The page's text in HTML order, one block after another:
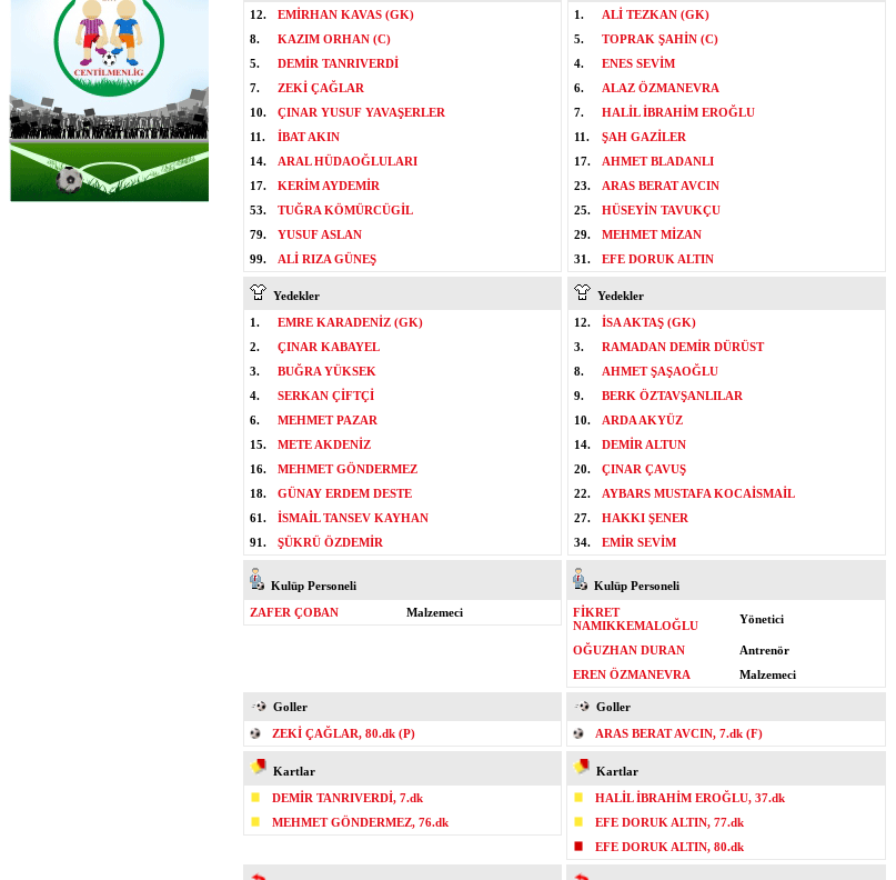
12.
EMİRHAN KAVAS (GK)
8.
KAZIM ORHAN (C)
5.
DEMİR TANRIVERDİ
7.
ZEKİ ÇAĞLAR
10.
ÇINAR YUSUF YAVAŞERLER
11.
İBAT AKIN
14.
ARAL HÜDAOĞLULARI
17.
KERİM AYDEMİR
53.
TUĞRA KÖMÜRCÜGİL
79.
YUSUF ASLAN
99.
ALİ RIZA GÜNEŞ
1.
ALİ TEZKAN (GK)
5.
TOPRAK ŞAHİN (C)
4.
ENES SEVİM
6.
ALAZ ÖZMANEVRA
7.
HALİL İBRAHİM EROĞLU
11.
ŞAH GAZİLER
17.
AHMET BLADANLI
23.
ARAS BERAT AVCIN
25.
HÜSEYİN TAVUKÇU
29.
MEHMET MİZAN
31.
EFE DORUK ALTIN
Yedekler
1.
EMRE KARADENİZ (GK)
2.
ÇINAR KABAYEL
3.
BUĞRA YÜKSEK
4.
SERKAN ÇİFTÇİ
6.
MEHMET PAZAR
15.
METE AKDENİZ
16.
MEHMET GÖNDERMEZ
18.
GÜNAY ERDEM DESTE
61.
İSMAİL TANSEV KAYHAN
91.
ŞÜKRÜ ÖZDEMİR
Yedekler
12.
İSA AKTAŞ (GK)
3.
RAMADAN DEMİR DÜRÜST
8.
AHMET ŞAŞAOĞLU
9.
BERK ÖZTAVŞANLILAR
10.
ARDA AKYÜZ
14.
DEMİR ALTUN
20.
ÇINAR ÇAVUŞ
22.
AYBARS MUSTAFA KOCAİSMAİL
27.
HAKKI ŞENER
34.
EMİR SEVİM
Kulüp Personeli
ZAFER ÇOBAN
Malzemeci
Kulüp Personeli
FİKRET
NAMIKKEMALOĞLU
Yönetici
OĞUZHAN DURAN
Antrenör
EREN ÖZMANEVRA
Malzemeci
Goller
ZEKİ ÇAĞLAR, 80.dk (P)
Goller
ARAS BERAT AVCIN, 7.dk (F)
Kartlar
DEMİR TANRIVERDİ, 7.dk
MEHMET GÖNDERMEZ, 76.dk
Kartlar
HALİL İBRAHİM EROĞLU, 37.dk
EFE DORUK ALTIN, 77.dk
EFE DORUK ALTIN, 80.dk